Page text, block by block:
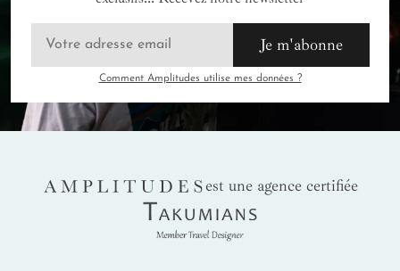
Je m'abonne
Comment Amplitudes utilise mes données ?
AMPLITUDES
est une agence certifiée
Takumians